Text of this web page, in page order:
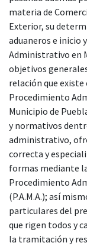
materia de
Exterior, su
aduaneros e inicio
Administrativo en
objetivos
relación que
Procedimiento
Municipio de
y normativos
administrativo,
correcta y
formas mediante
Procedimiento
(P.A.M.A.); así
particulares del
que rigen todos y
la tramitación y